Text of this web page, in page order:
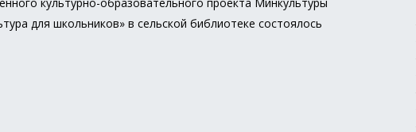
для школьников» в сельской библиотеке состоялось